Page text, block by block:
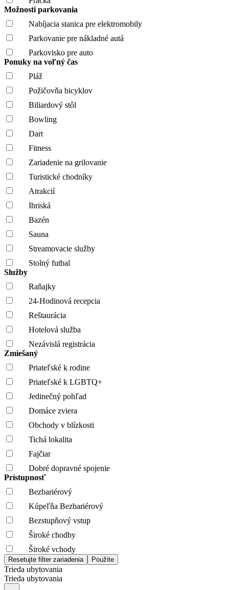
Možnosti parkovania
Nabíjacia stanica pre elektromobily
Parkovanie pre nákladné autá
Parkovisko pre auto
Ponuky na voľný čas
Pláž
Požičovňa bicyklov
Biliardový stôl
Bowling
Dart
Fitness
Zariadenie na grilovanie
Turistické chodníky
Atrakcií
Ihriská
Bazén
Sauna
Streamovacie služby
Stolný futbal
Služby
Raňajky
24-Hodinová recepcia
Reštaurácia
Hotelová služba
Nezávislá registrácia
Zmiešaný
Priateľské k rodine
Priateľské k LGBTQ+
Jedinečný pohľad
Domáce zviera
Obchody v blízkosti
Tichá lokalita
Fajčiar
Dobré dopravné spojenie
Prístupnosť
Bezbariérový
Kúpeľňa Bezbariérový
Bezstupňový vstup
Široké chodby
Široké vchody
Trieda ubytovania
Trieda ubytovania